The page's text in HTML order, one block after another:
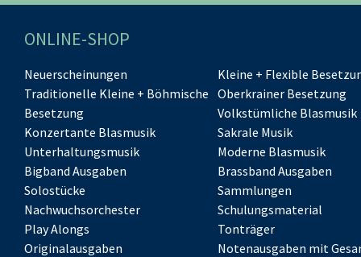
ONLINE-SHOP
Neuerscheinungen
Kleine + Flexible
Traditionelle Kleine + Böhmische
Besetzung
Oberkrainer Besetzung
Volkstümliche Blasmusik
Konzertante Blasmusik
Sakrale Musik
Unterhaltungsmusik
Moderne Blasmusik
Bigband Ausgaben
Brassband Ausgaben
Solostücke
Sammlungen
Nachwuchsorchester
Schulungsmaterial
Play Alongs
Tonträger
Originalausgaben
Notenausgaben mit